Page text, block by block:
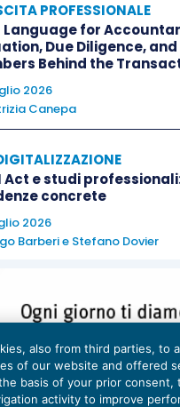
PROFESSIONALE
Language for
Due Diligence,
Behind the
2026
Canepa
Act e studi
concrete
2026
Barberie Stefano Dovier
also from third parties, to
of our website and offered
basis of your prior consent,
activity to improve